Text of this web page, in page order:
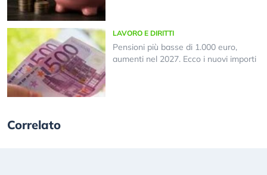
LAVORO E DIRITTI
Pensioni più basse di 1.000 euro,
aumenti nel 2027. Ecco i nuovi importi
Correlato